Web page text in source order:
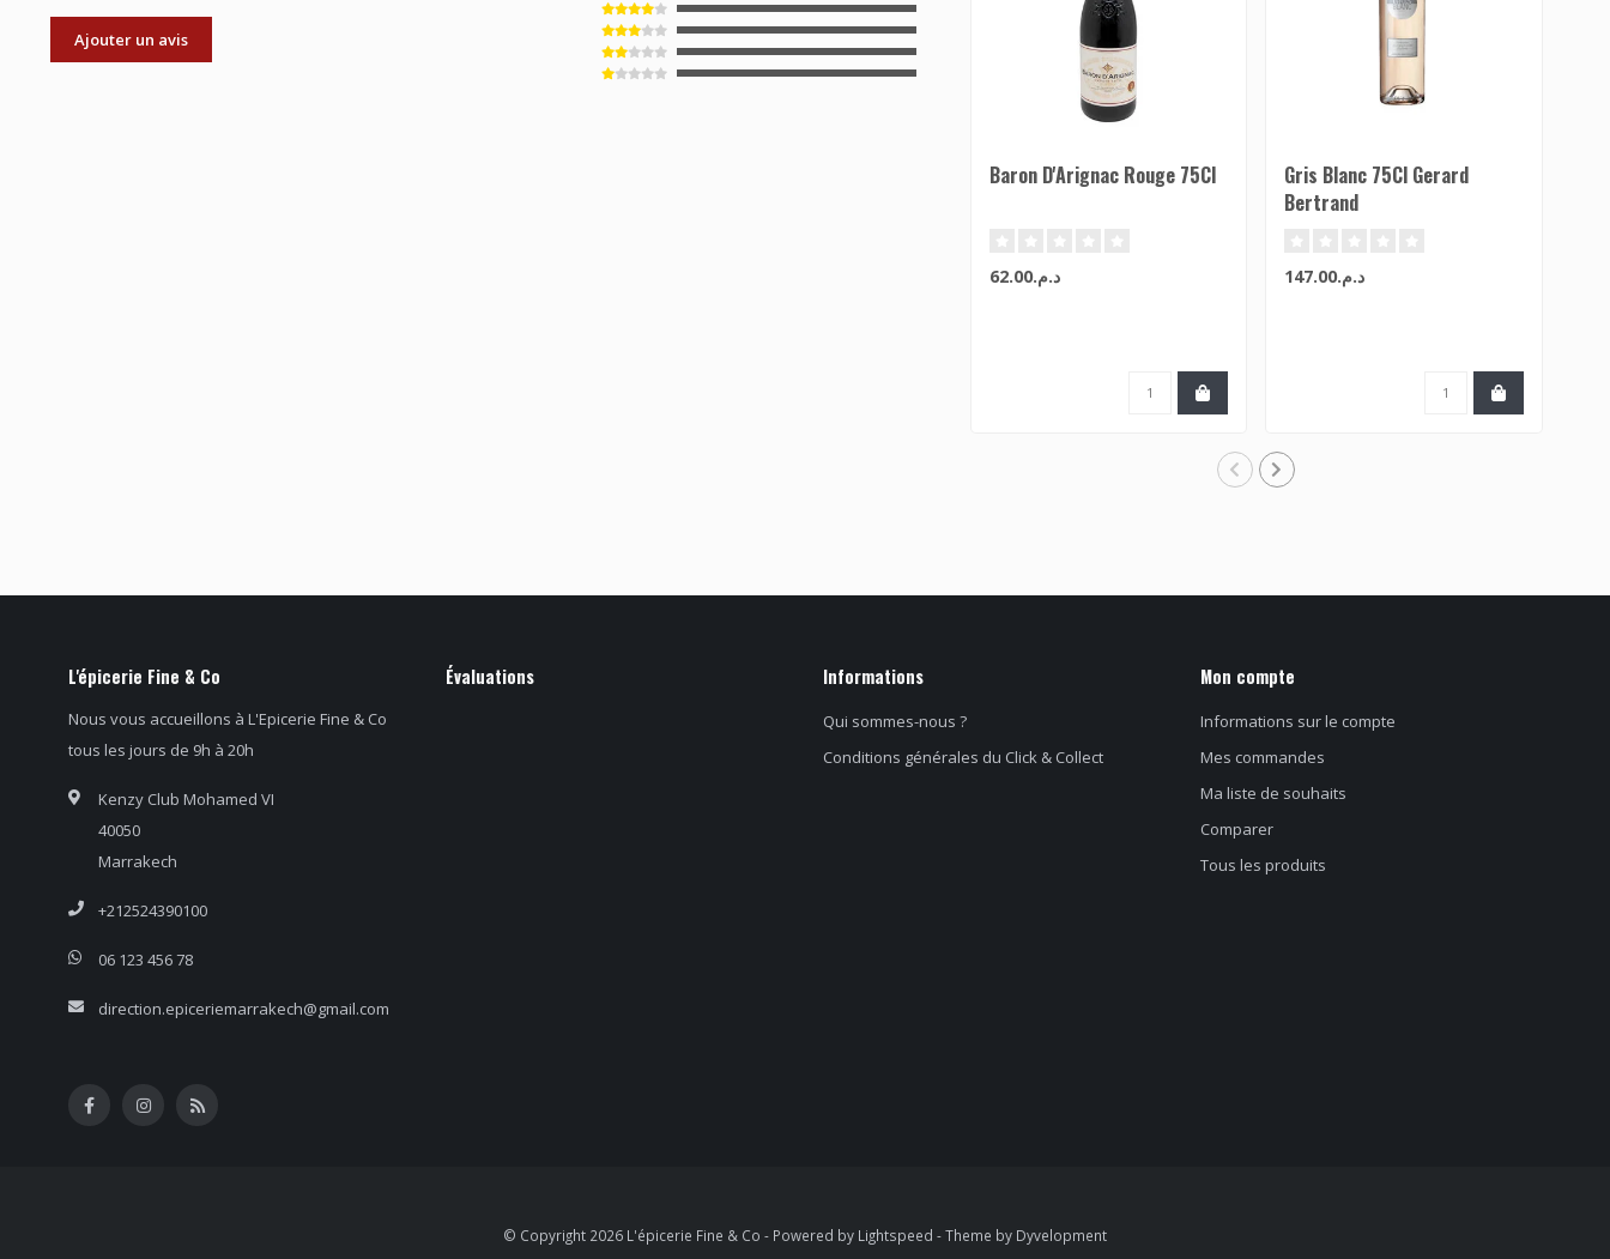
Ajouter un avis
Baron D'Arignac Rouge 75Cl
د.م.62.00
Gris Blanc 75Cl Gerard
Bertrand
د.م.147.00
L'épicerie Fine & Co
Nous vous accueillons à L'Epicerie Fine & Co
tous les jours de 9h à 20h
Kenzy Club Mohamed VI
40050
Marrakech
+212524390100
06 123 456 78
direction.epiceriemarrakech@gmail.com
Évaluations Informations
Qui sommes-nous ?
Conditions générales du Click & Collect
Mon compte
Informations sur le compte
Mes commandes
Ma liste de souhaits
Comparer
Tous les produits
© Copyright 2026 L'épicerie Fine & Co - Powered by Lightspeed - Theme by Dyvelopment